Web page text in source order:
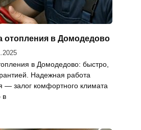
отопления в Домодедово
в Домодедово: быстро,
Надежная работа
— залог комфортного климата
в